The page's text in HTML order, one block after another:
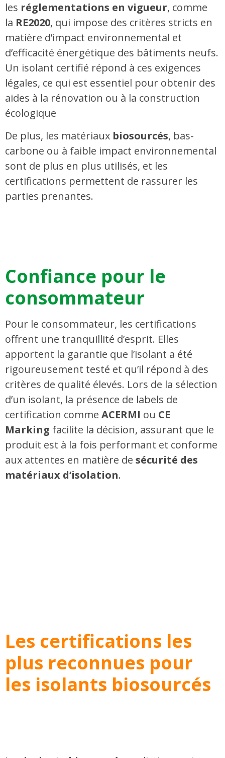
les réglementations en vigueur, comme
la RE2020, qui impose des critères stricts en
matière d’impact environnemental et
d’efficacité énergétique des bâtiments neufs.
Un isolant certifié répond à ces exigences
légales, ce qui est essentiel pour obtenir des
aides à la rénovation ou à la construction
écologique​
De plus, les matériaux biosourcés, bas-
carbone ou à faible impact environnemental
sont de plus en plus utilisés, et les
certifications permettent de rassurer les
parties prenantes.
Confiance pour le
consommateur
Pour le consommateur, les certifications
offrent une tranquillité d’esprit. Elles
apportent la garantie que l’isolant a été
rigoureusement testé et qu’il répond à des
critères de qualité élevés. Lors de la sélection
d’un isolant, la présence de labels de
certification comme ACERMI ou CE
Marking facilite la décision, assurant que le
produit est à la fois performant et conforme
aux attentes en matière de sécurité des
matériaux d’isolation​.
Les certifications les
plus reconnues pour
les isolants biosourcés